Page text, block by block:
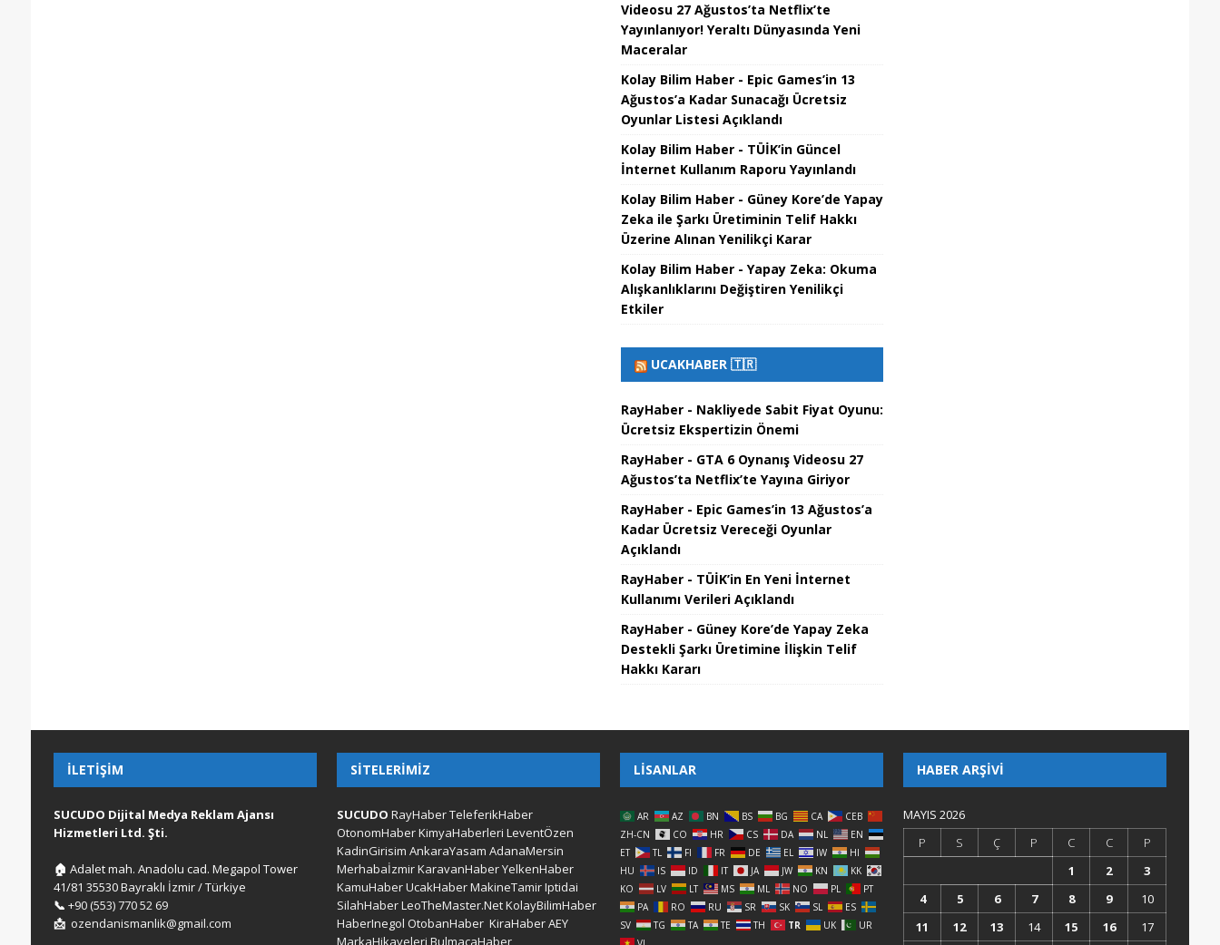
Videosu 27 Ağustos’ta Netflix’te
Yayınlanıyor! Yeraltı Dünyasında Yeni
Maceralar
Kolay Bilim Haber - Epic Games’in 13
Ağustos’a Kadar Sunacağı Ücretsiz
Oyunlar Listesi Açıklandı
Kolay Bilim Haber - TÜİK’in Güncel
İnternet Kullanım Raporu Yayınlandı
Kolay Bilim Haber - Güney Kore’de Yapay
Zeka ile Şarkı Üretiminin Telif Hakkı
Üzerine Alınan Yenilikçi Karar
Kolay Bilim Haber - Yapay Zeka: Okuma
Alışkanlıklarını Değiştiren Yenilikçi
Etkiler
UCAKHABER 🇹🇷
RayHaber - Nakliyede Sabit Fiyat Oyunu:
Ücretsiz Ekspertizin Önemi
RayHaber - GTA 6 Oynanış Videosu 27
Ağustos’ta Netflix’te Yayına Giriyor
RayHaber - Epic Games’in 13 Ağustos’a
Kadar Ücretsiz Vereceği Oyunlar
Açıklandı
RayHaber - TÜİK’in En Yeni İnternet
Kullanımı Verileri Açıklandı
RayHaber - Güney Kore’de Yapay Zeka
Destekli Şarkı Üretimine İlişkin Telif
Hakkı Kararı
İLETIŞIM
SUCUDO Dijital Medya Reklam Ajansı
Hizmetleri Ltd. Şti.
🏠 Adalet mah. Anadolu cad. Megapol Tower
41/81 35530 Bayraklı İzmir / Türkiye
📞 +90 (553) 770 52 69
📩 ozendanismanlik@gmail.com
SITELERIMIZ
SUCUDO RayHaberTeleferikHaber
OtonomHaberKimyaHaberleri LeventÖzen
KadinGirisim AnkaraYasam AdanaMersin
MerhabaİzmirKaravanHaberYelkenHaber
KamuHaberUcakHaberMakineTamirIptidai
SilahHaberLeoTheMaster.NetKolayBilimHaber
HaberInegol OtobanHaber KiraHaberAEY
MarkaHikayeleri BulmacaHaber
LISANLAR
AR AZ BN BS BG CA
CEB
ZH-CN
CO HR CS DA NL
EN
ET
TL FI FR DE EL IW
HI
HU
IS ID IT JA JW KN
KK
KO
LV LT MS ML NO PL
PT
PA
RO RU SR SK SL
ES
SV
TG TA TE TH TR UK
UR
HABER ARŞIVI
MAYIS 2026
P
S Ç P C C
P
1
2
3
4
5 6 7 8 9
10
11
12 13 14 15 16 17